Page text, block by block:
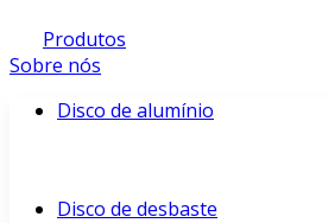
Produtos
Sobre nós
Disco de alumínio
Disco de desbaste